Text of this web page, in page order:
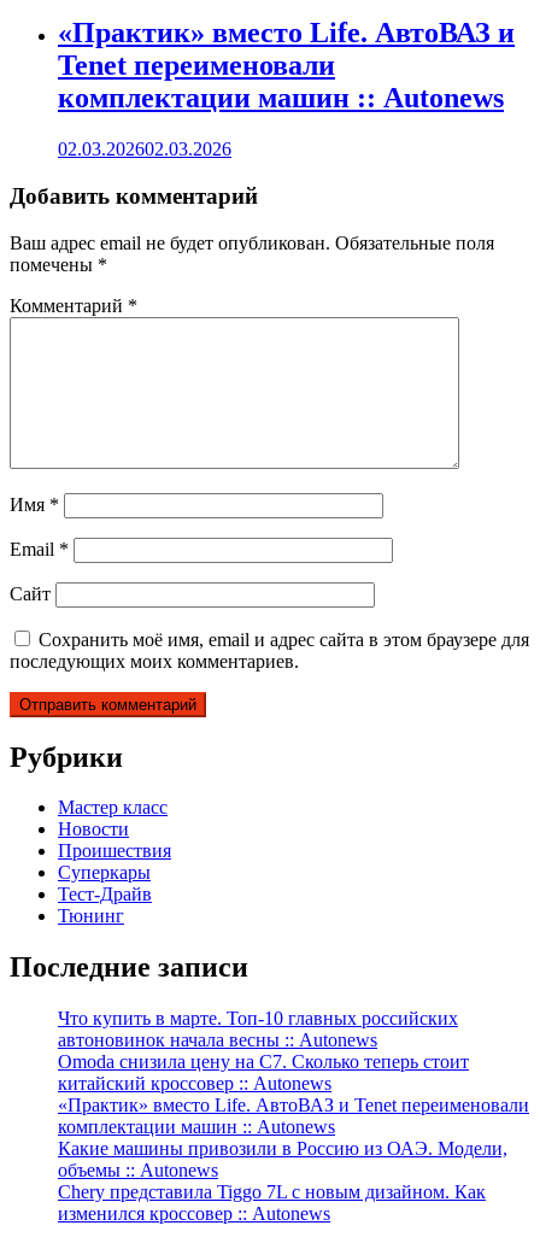
«Практик» вместо Life. АвтоВАЗ и
Tenet переименовали
комплектации машин :: Autonews
02.03.202602.03.2026
Добавить комментарий
Ваш адрес email не будет опубликован. Обязательные поля
помечены *
Комментарий *
Имя *
Email *
Сайт
Сохранить моё имя, email и адрес сайта в этом браузере для
последующих моих комментариев.
Рубрики
Мастер класс
Новости
Проишествия
Суперкары
Тест-Драйв
Тюнинг
Последние записи
Что купить в марте. Топ-10 главных российских
автоновинок начала весны :: Autonews
Omoda снизила цену на C7. Сколько теперь стоит
китайский кроссовер :: Autonews
«Практик» вместо Life. АвтоВАЗ и Tenet переименовали
комплектации машин :: Autonews
Какие машины привозили в Россию из ОАЭ. Модели,
объемы :: Autonews
Chery представила Tiggo 7L с новым дизайном. Как
изменился кроссовер :: Autonews